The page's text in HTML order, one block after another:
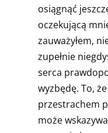
osiągnąć
oczekującą
zauważyłem,
zupełnie
serca
wyzbędę. To,
przestrachem
może